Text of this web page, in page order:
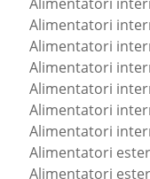
Alimentatori
Alimentatori
Alimentatori
Alimentatori
Alimentatori
Alimentatori
Alimentatori
Alimentatori